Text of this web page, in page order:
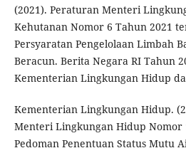
(2021). Peraturan Menteri
Kehutanan Nomor 6 Tahun 2021
Persyaratan Pengelolaan Limbah
Beracun. Berita Negara RI Tahun
Kementerian Lingkungan Hidup
Kementerian Lingkungan Hidup.
Menteri Lingkungan Hidup Nomor
Pedoman Penentuan Status Mutu